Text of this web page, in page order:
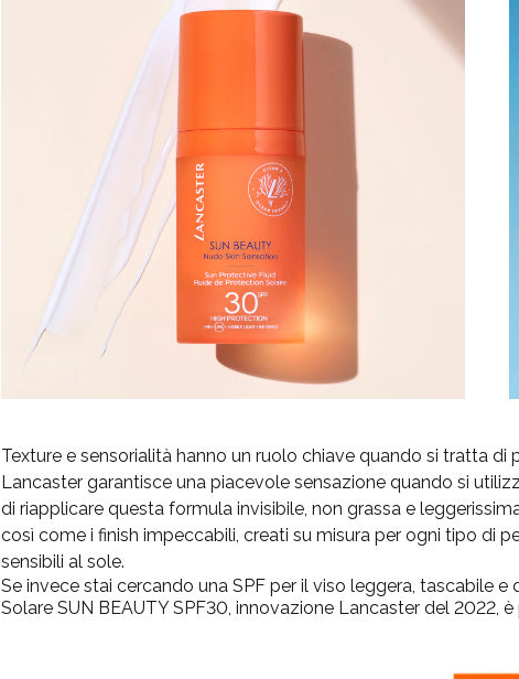
Texture e sensorialità hanno un ruolo chiave quando si tratta
Lancaster garantisce una piacevole sensazione quando si
di riapplicare questa formula invisibile, non grassa e
così come i finish impeccabili, creati su misura per ogni tipo di
sensibili al sole.
Se invece stai cercando una SPF per il viso leggera, tascabile
Solare SUN BEAUTY SPF30, innovazione Lancaster del 2022,